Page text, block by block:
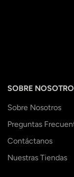
SOBRE
Sobre Nosotros
Preguntas
Contáctanos
Nuestras Tiendas